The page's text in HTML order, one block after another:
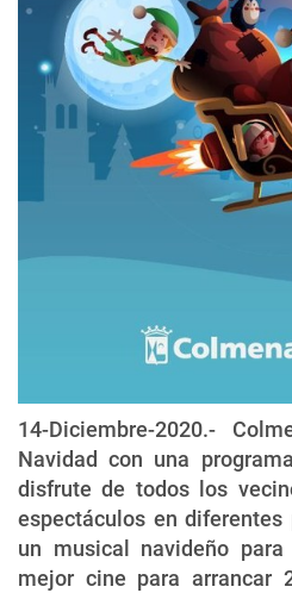
14-Diciembre-2020.-
Navidad con una
disfrute de todos los
espectáculos en
un musical navideño
mejor cine para arrancar